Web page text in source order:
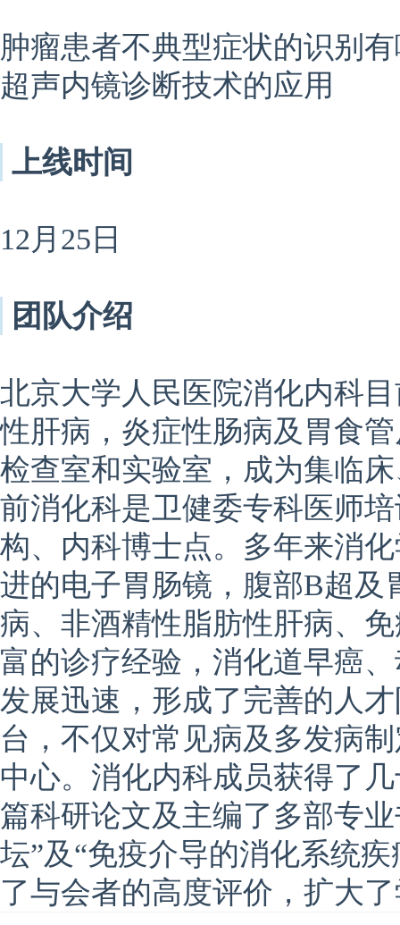
肿瘤患者不典型症状的识别
超声内镜诊断技术的应用
上线时间
12月25日
团队介绍
北京大学人民医院消化内科
性肝病，炎症性肠病及胃食
检查室和实验室，成为集临
前消化科是卫健委专科医师
构、内科博士点。多年来消
进的电子胃肠镜，腹部B超及
病、非酒精性脂肪性肝病、
富的诊疗经验，消化道早癌
发展迅速，形成了完善的人
台，不仅对常见病及多发病
中心。消化内科成员获得了
篇科研论文及主编了多部专
坛”及“免疫介导的消化系统
了与会者的高度评价，扩大